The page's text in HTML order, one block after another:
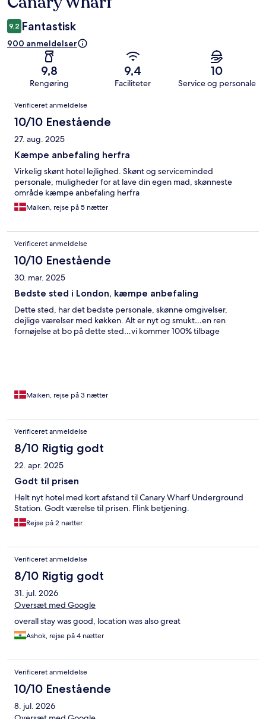
9,2 Fantastisk
900 anmeldelser
9,8
Rengøring
9,4
Faciliteter
10
Service og personale
Anmeldelser
Verificeret anmeldelse
10/10 Enestående
27. aug. 2025
Kæmpe anbefaling herfra
Virkelig skønt hotel lejlighed. Skønt og serviceminded
personale, muligheder for at lave din egen mad, skønneste
område kæmpe anbefaling herfra
Maiken, rejse på 5 nætter
Verificeret anmeldelse
10/10 Enestående
30. mar. 2025
Bedste sted i London, kæmpe anbefaling
Dette sted, har det bedste personale, skønne omgivelser,
dejlige værelser med køkken. Alt er nyt og smukt…en ren
fornøjelse at bo på dette sted…vi kommer 100% tilbage
Maiken, rejse på 3 nætter
Verificeret anmeldelse
8/10 Rigtig godt
22. apr. 2025
Godt til prisen
Helt nyt hotel med kort afstand til Canary Wharf Underground
Station. Godt værelse til prisen. Flink betjening.
Rejse på 2 nætter
Verificeret anmeldelse
8/10 Rigtig godt
31. jul. 2026
Oversæt med Google
overall stay was good, location was also great
Ashok, rejse på 4 nætter
Verificeret anmeldelse
10/10 Enestående
8. jul. 2026